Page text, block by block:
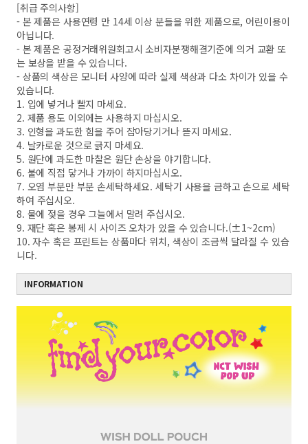
[취급 주의사항]
- 본 제품은 사용연령 만 14세 이상 분들을 위한 제품으로, 어린이용이
아닙니다.
- 본 제품은 공정거래위원회고시 소비자분쟁해결기준에 의거 교환 또
는 보상을 받을 수 있습니다.
- 상품의 색상은 모니터 사양에 따라 실제 색상과 다소 차이가 있을 수
있습니다.
1. 입에 넣거나 빨지 마세요.
2. 제품 용도 이외에는 사용하지 마십시오.
3. 인형을 과도한 힘을 주어 잡아당기거나 뜯지 마세요.
4. 날카로운 것으로 긁지 마세요.
5. 원단에 과도한 마찰은 원단 손상을 야기합니다.
6. 불에 직접 닿거나 가까이 하지마십시오.
7. 오염 부분만 부분 손세탁하세요. 세탁기 사용을 금하고 손으로 세탁
하여 주십시오.
8. 물에 젖을 경우 그늘에서 말려 주십시오.
9. 재단 혹은 봉제 시 사이즈 오차가 있을 수 있습니다.(±1~2cm)
10. 자수 혹은 프린트는 상품마다 위치, 색상이 조금씩 달라질 수 있습
니다.
INFORMATION